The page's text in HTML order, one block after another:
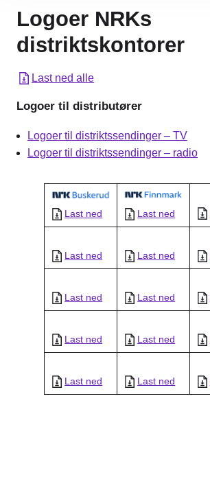
Logoer NRKs
distriktskontorer
Last ned alle
Logoer til distributører
Logoer til distriktssendinger – TV
Logoer til distriktssendinger – radio
Last ned Last ned
Last ned Last ned
Last ned Last ned
Last ned Last ned
Last ned Last ned